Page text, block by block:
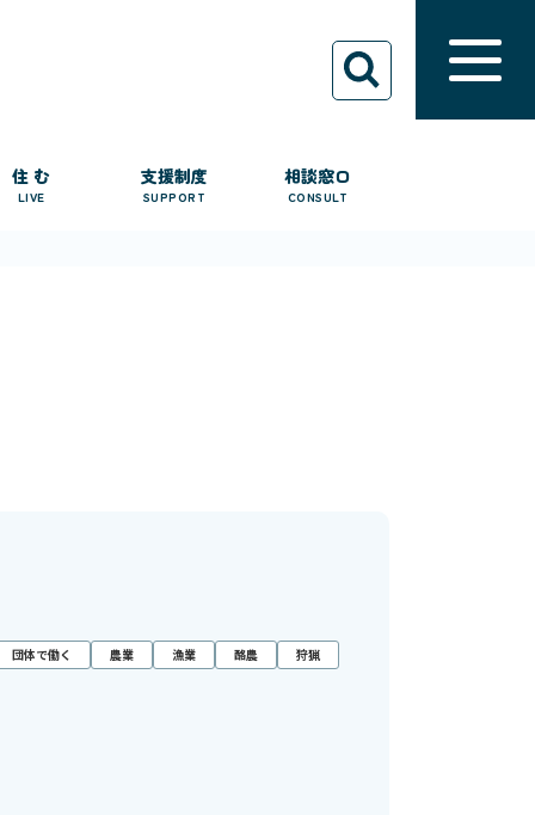
住 む
LIVE
支援制度
SUPPORT
相談窓口
CONSULT
団体で働く 農業 漁業 酪農 狩猟